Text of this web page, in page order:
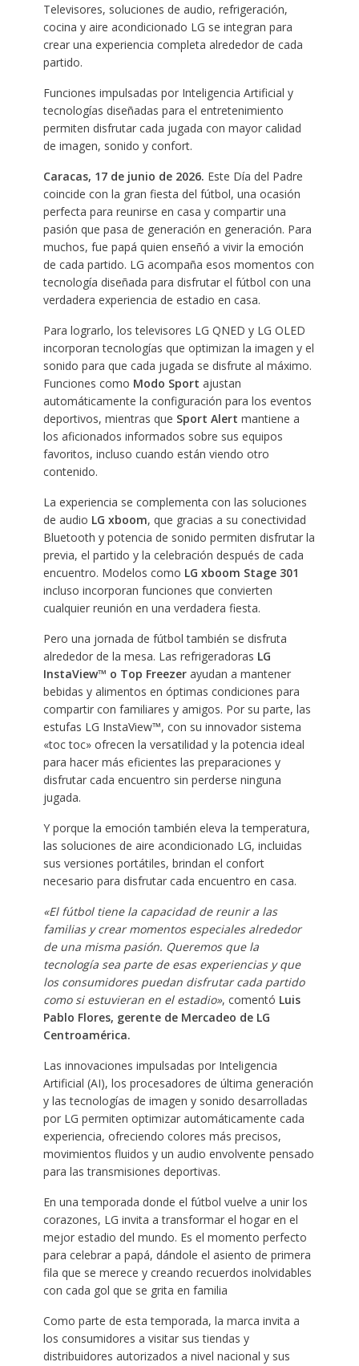
Televisores, soluciones de audio, refrigeración,
cocina y aire acondicionado LG se integran para
crear una experiencia completa alrededor de cada
partido.
Funciones impulsadas por Inteligencia Artificial y
tecnologías diseñadas para el entretenimiento
permiten disfrutar cada jugada con mayor calidad
de imagen, sonido y confort.
Caracas, 17 de junio de 2026. Este Día del Padre
coincide con la gran fiesta del fútbol, una ocasión
perfecta para reunirse en casa y compartir una
pasión que pasa de generación en generación. Para
muchos, fue papá quien enseñó a vivir la emoción
de cada partido. LG acompaña esos momentos con
tecnología diseñada para disfrutar el fútbol con una
verdadera experiencia de estadio en casa.
Para lograrlo, los televisores LG QNED y LG OLED
incorporan tecnologías que optimizan la imagen y el
sonido para que cada jugada se disfrute al máximo.
Funciones como Modo Sport ajustan
automáticamente la configuración para los eventos
deportivos, mientras que Sport Alert mantiene a
los aficionados informados sobre sus equipos
favoritos, incluso cuando están viendo otro
contenido.
La experiencia se complementa con las soluciones
de audio LG xboom, que gracias a su conectividad
Bluetooth y potencia de sonido permiten disfrutar la
previa, el partido y la celebración después de cada
encuentro. Modelos como LG xboom Stage 301
incluso incorporan funciones que convierten
cualquier reunión en una verdadera fiesta.
Pero una jornada de fútbol también se disfruta
alrededor de la mesa. Las refrigeradoras LG
InstaView™ o Top Freezerayudan a mantener
bebidas y alimentos en óptimas condiciones para
compartir con familiares y amigos. Por su parte, las
estufas LG InstaView™, con su innovador sistema
«toc toc» ofrecen la versatilidad y la potencia ideal
para hacer más eficientes las preparaciones y
disfrutar cada encuentro sin perderse ninguna
jugada.
Y porque la emoción también eleva la temperatura,
las soluciones de aire acondicionado LG, incluidas
sus versiones portátiles, brindan el confort
necesario para disfrutar cada encuentro en casa.
«El fútbol tiene la capacidad de reunir a las
familias y crear momentos especiales alrededor
de una misma pasión. Queremos que la
tecnología sea parte de esas experiencias y que
los consumidores puedan disfrutar cada partido
como si estuvieran en el estadio», comentó Luis
Pablo Flores, gerente de Mercadeo de LG
Centroamérica.
Las innovaciones impulsadas por Inteligencia
Artificial (AI), los procesadores de última generación
y las tecnologías de imagen y sonido desarrolladas
por LG permiten optimizar automáticamente cada
experiencia, ofreciendo colores más precisos,
movimientos fluidos y un audio envolvente pensado
para las transmisiones deportivas.
En una temporada donde el fútbol vuelve a unir los
corazones, LG invita a transformar el hogar en el
mejor estadio del mundo. Es el momento perfecto
para celebrar a papá, dándole el asiento de primera
fila que se merece y creando recuerdos inolvidables
con cada gol que se grita en familia
Como parte de esta temporada, la marca invita a
los consumidores a visitar sus tiendas y
distribuidores autorizados a nivel nacional y sus